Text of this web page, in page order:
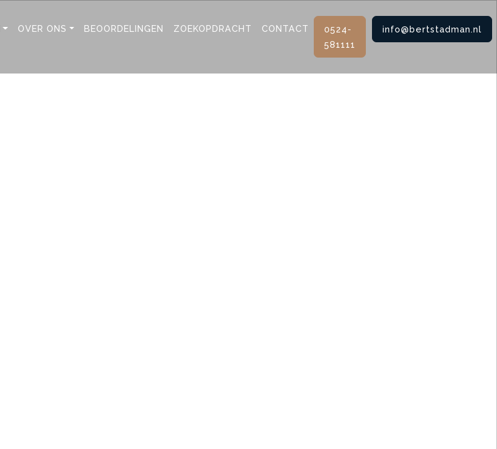
OVER ONS BEOORDELINGEN ZOEKOPDRACHT CONTACT
0524-
581111
info@bertstadman.nl